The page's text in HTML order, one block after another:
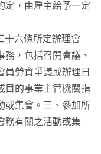
定，由雇主給予一定
十六條所定辦理會
，包括召開會議、
員勞資爭議或辦理日
目的事業主管機關指
或集會。三、參加所
務有關之活動或集